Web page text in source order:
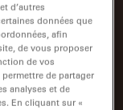
d’autres
données que
afin
de vous proposer
de vos
de partager
analyses et de
En cliquant sur «